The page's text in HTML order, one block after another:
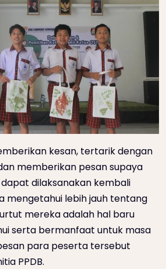
kesan, tertarik dengan
memberikan pesan supaya
dilaksanakan kembali
mengetahui lebih jauh tentang
mereka adalah hal baru
serta bermanfaat untuk masa
para peserta tersebut
PPDB.